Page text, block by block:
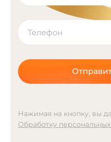
Нажимая на кнопку, вы
Обработку